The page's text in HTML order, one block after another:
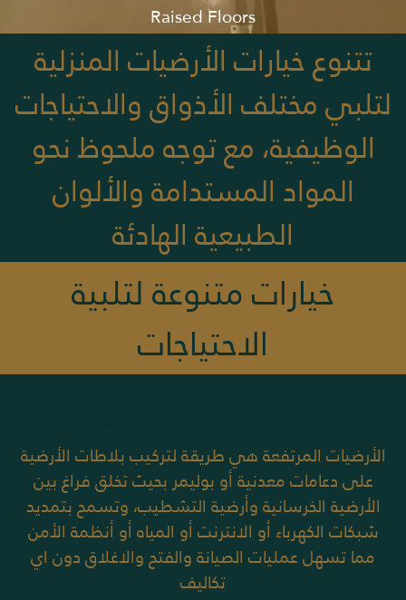
Raised Floors
مايكروسمنت وإيبوكسي
تتنوع خيارات الأرضيات المنزلية
لتلبي مختلف الأذواق والاحتياجات
الوظيفية، مع توجه ملحوظ نحو
المواد المستدامة والألوان
الطبيعية الهادئة
خيارات متنوعة لتلبية
الاحتياجات
الأرضيات المرتفعة هي طريقة لتركيب بلاطات الأرضية
على دعامات معدنية أو بوليمر بحيث تخلق فراغ بين
الأرضية الخرسانية وأرضية التشطيب، وتسمح بتمديد
شبكات الكهرباء أو الانترنت أو المياه أو أنظمة الأمن
مما تسهل عمليات الصيانة والفتح والاغلاق دون اي
تكاليف